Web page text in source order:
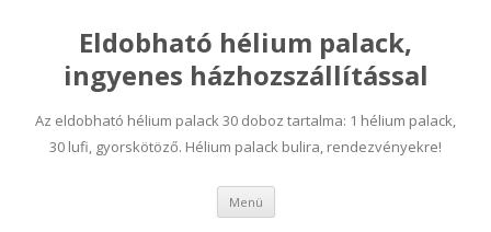
Eldobható hélium palack,
ingyenes házhozszállítással
Az eldobható hélium palack 30 doboz tartalma: 1 hélium palack,
30 lufi, gyorskötöző. Hélium palack bulira, rendezvényekre!
Menü Tovább a tartalomra